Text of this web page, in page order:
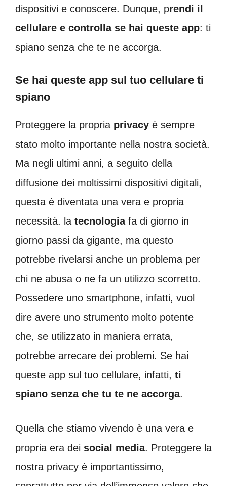
dispositivi e conoscere. Dunque, prendi il
cellulare e controlla se hai queste app: ti
spiano senza che te ne accorga.
Se hai queste app sul tuo cellulare ti
spiano
Proteggere la propria privacy è sempre
stato molto importante nella nostra società.
Ma negli ultimi anni, a seguito della
diffusione dei moltissimi dispositivi digitali,
questa è diventata una vera e propria
necessità. la tecnologiafa di giorno in
giorno passi da gigante, ma questo
potrebbe rivelarsi anche un problema per
chi ne abusa o ne fa un utilizzo scorretto.
Possedere uno smartphone, infatti, vuol
dire avere uno strumento molto potente
che, se utilizzato in maniera errata,
potrebbe arrecare dei problemi. Se hai
queste app sul tuo cellulare, infatti, ti
spiano senza che tu te ne accorga.
Quella che stiamo vivendo è una vera e
propria era dei social media. Proteggere la
nostra privacy è importantissimo,